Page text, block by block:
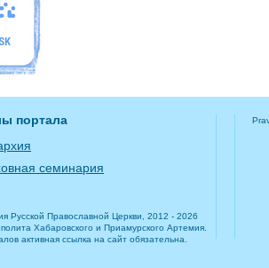
портала
семинария
Русской Православной Церкви, 2012 - 2026
Хабаровского и Приамурского Артемия.
активная ссылка на сайт обязательна.